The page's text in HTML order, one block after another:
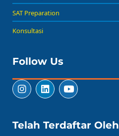
SAT Preparation
Konsultasi
Follow Us
Telah Terdaftar Oleh